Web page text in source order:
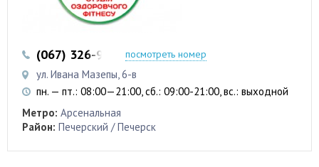
(067) 326-96-44 (067) 235-23-38
посмотреть номер
ул. Ивана Мазепы, 6-в
пн. — пт.: 08:00—21:00, сб.: 09:00-21:00, вс.: выходной
Метро: Арсенальная
Район: Печерский / Печерск